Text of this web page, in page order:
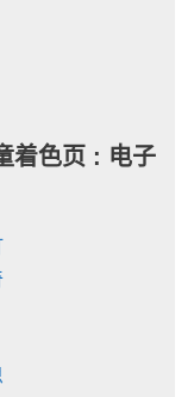
着色页 : 电子